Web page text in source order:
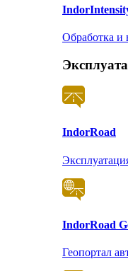
Indor
Обработка и
IndorRoad
IndorRoad
Геопортал